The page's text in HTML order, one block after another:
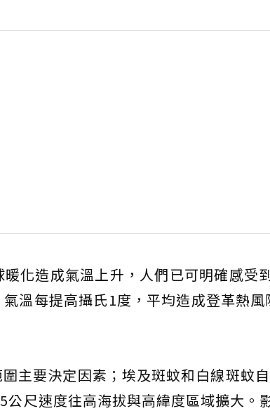
化造成氣溫上升，人們已可明確感受
溫每提高攝氏1度，平均造成登革熱
主要決定因素；埃及斑蚊和白線斑蚊
尺速度往高海拔與高緯度區域擴大。